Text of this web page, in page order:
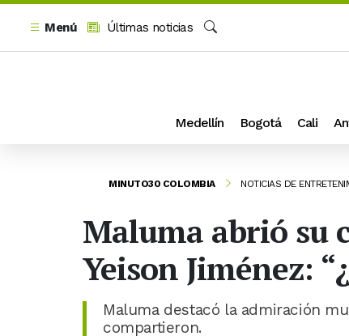
Menú
Últimas noticias
Medellín Bogotá Cali
MINUTO30 COLOMBIA NOTICIAS DE
Maluma abrió su
Yeison Jiménez:
Maluma destacó la admiración
compartieron.